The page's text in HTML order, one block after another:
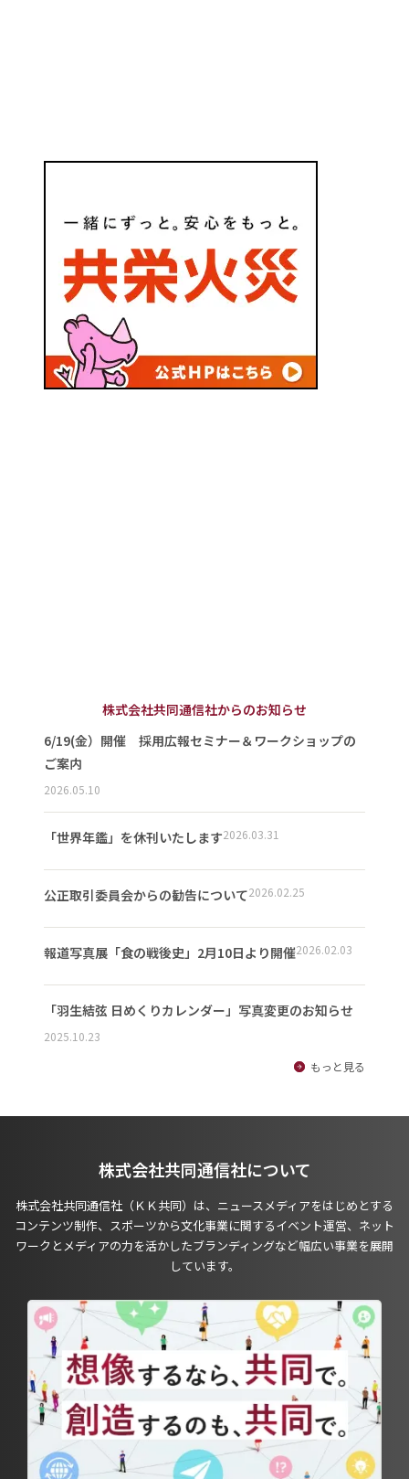
株式会社共同通信社からのお知らせ
6/19(金）開催 採用広報セミナー＆ワークショップの
ご案内
2026.05.10
「世界年鑑」を休刊いたします2026.03.31
公正取引委員会からの勧告について2026.02.25
報道写真展「食の戦後史」2月10日より開催2026.02.03
「羽生結弦 日めくりカレンダー」写真変更のお知らせ
2025.10.23
もっと見る
株式会社共同通信社について
株式会社共同通信社（ＫＫ共同）は、ニュースメディアをはじめとする
コンテンツ制作、スポーツから文化事業に関するイベント運営、ネット
ワークとメディアの力を活かしたブランディングなど幅広い事業を展開
しています。